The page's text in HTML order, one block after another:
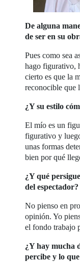
De alguna
de ser en su
Pues como sea
hago figurativo,
cierto es que la
reconocible que
¿Y su estilo
El mío es un
figurativo y
unas formas
bien por qué
¿Y qué
del espectador?
No pienso en
opinión. Yo
el fondo trabajo
¿Y hay mucha
percibe y lo